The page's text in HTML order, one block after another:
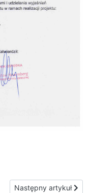
Następny artykuł:
Następny artykuł